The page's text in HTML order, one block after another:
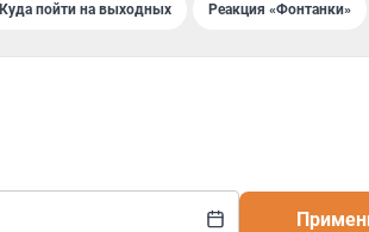
Куда пойти на выходных Реакция «Фонтанки»